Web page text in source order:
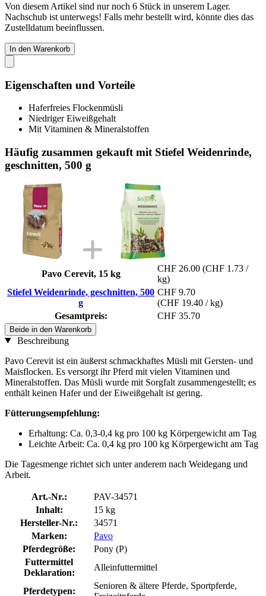
Von diesem Artikel sind nur noch 6 Stück in unserem Lager.
Nachschub ist unterwegs! Falls mehr bestellt wird, könnte dies das
Zustelldatum beeinflussen.
In den Warenkorb
Eigenschaften und Vorteile
Haferfreies Flockenmüsli
Niedriger Eiweißgehalt
Mit Vitaminen & Mineralstoffen
Häufig zusammen gekauft mit Stiefel Weidenrinde,
geschnitten, 500 g
Pavo Cerevit, 15 kg
CHF 26.00 (CHF 1.73 /
kg)
Stiefel Weidenrinde, geschnitten, 500
g
CHF 9.70
(CHF 19.40 / kg)
Gesamtpreis:
CHF 35.70
Beide in den Warenkorb
Beschreibung
Pavo Cerevit ist ein äußerst schmackhaftes Müsli mit Gersten- und
Maisflocken. Es versorgt ihr Pferd mit vielen Vitaminen und
Mineralstoffen. Das Müsli wurde mit Sorgfalt zusammengestellt; es
enthält keinen Hafer und der Eiweißgehalt ist gering.
Fütterungsempfehlung:
Erhaltung: Ca. 0,3-0,4 kg pro 100 kg Körpergewicht am Tag
Leichte Arbeit: Ca. 0,4 kg pro 100 kg Körpergewicht am Tag
Die Tagesmenge richtet sich unter anderem nach Weidegang und
Arbeit.
Art.-Nr.:
PAV-34571
Inhalt:
15 kg
Hersteller-Nr.:
34571
Marken:
Pavo
Pferdegröße:
Pony (P)
Futtermittel
Deklaration:
Alleinfuttermittel
Pferdetypen:
Senioren & ältere Pferde, Sportpferde,